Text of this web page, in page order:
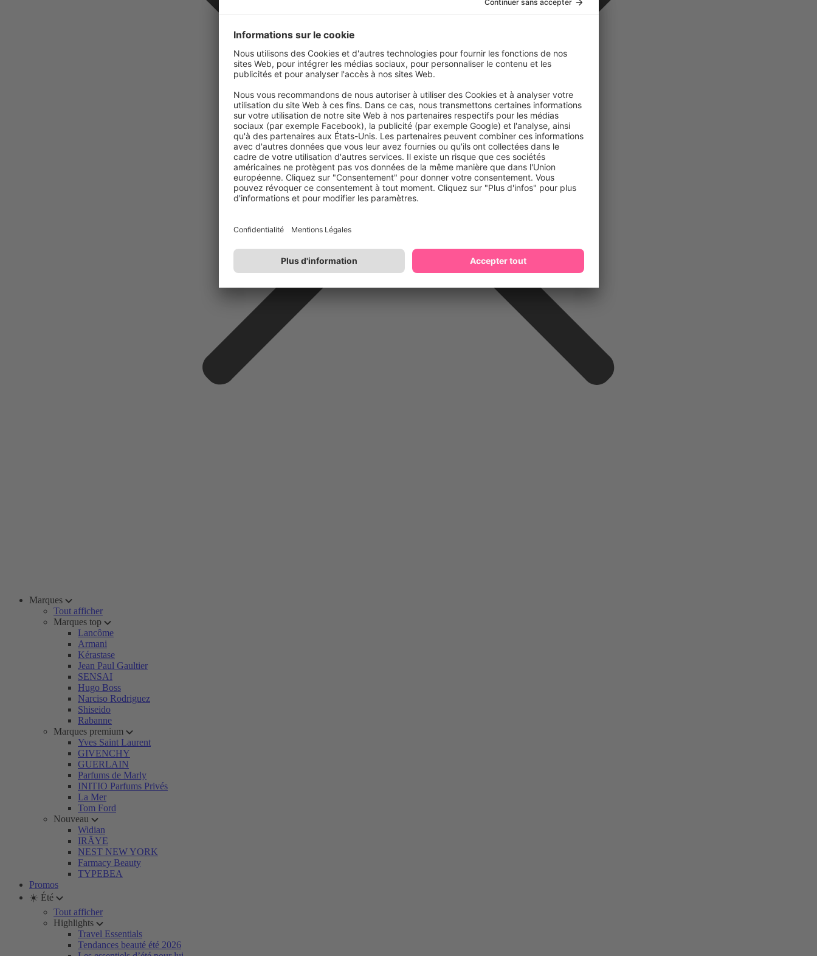
Marques
Tout afficher
Marques top
Lancôme
Armani
Kérastase
Jean Paul Gaultier
SENSAI
Hugo Boss
Narciso Rodriguez
Shiseido
Rabanne
Marques premium
Yves Saint Laurent
GIVENCHY
GUERLAIN
Parfums de Marly
INITIO Parfums Privés
La Mer
Tom Ford
Nouveau
Widian
IRÄYE
NEST NEW YORK
Farmacy Beauty
TYPEBEA
Promos
☀️ Été
Tout afficher
Highlights
Travel Essentials
Tendances beauté été 2026